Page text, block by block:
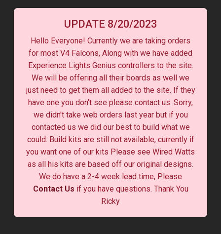
UPDATE 8/20/2023
Hello Everyone! Currently we are taking orders
for most V4 Falcons, Along with we have added
Experience Lights Genius controllers to the site.
We will be offering all their boards as well we
just need to get them all added to the site. If they
have one you don't see please contact us. Sorry,
we didn't take web orders last year but if you
contacted us we did our best to build what we
could. Build kits are still not available, currently if
you want one of our kits Please see Wired Watts
as all his kits are based off our original designs.
We do have a 2-4 week lead time, Please
Contact Us if you have questions. Thank You
Ricky